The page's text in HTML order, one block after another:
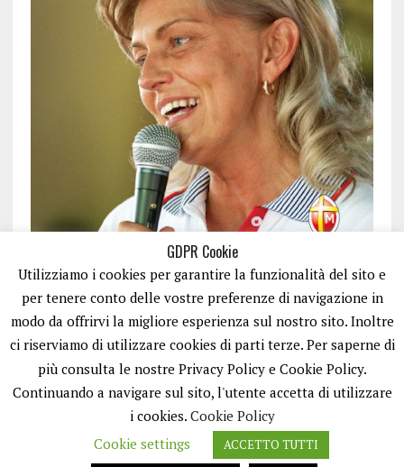
ISCRIVITI
GDPR Cookie
Utilizziamo i cookies per garantire la funzionalità del sito e
per tenere conto delle vostre preferenze di navigazione in
modo da offrirvi la migliore esperienza sul nostro sito. Inoltre
ci riserviamo di utilizzare cookies di parti terze. Per saperne di
più consulta le nostre Privacy Policy e Cookie Policy.
Continuando a navigare sul sito, l'utente accetta di utilizzare
i cookies. Cookie Policy
Cookie settings
ACCETTO TUTTI